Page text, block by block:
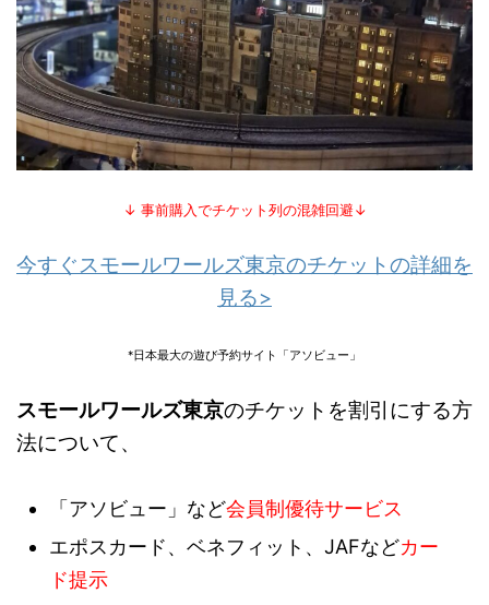
↓ 事前購入でチケット列の混雑回避↓
今すぐスモールワールズ東京のチケットの詳細を
見る>
*日本最大の遊び予約サイト「アソビュー」
スモールワールズ東京のチケットを割引にする方
法について、
「アソビュー」など会員制優待サービス
エポスカード、ベネフィット、JAFなどカー
ド提示